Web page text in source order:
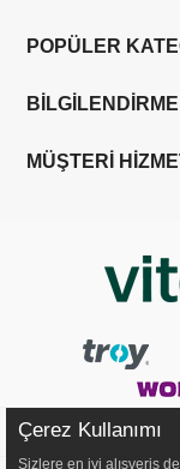
POPÜLER
BİLGİLENDİRME
MÜŞTERİ
Çerez Kullanımı
Sizlere en iyi alışveriş